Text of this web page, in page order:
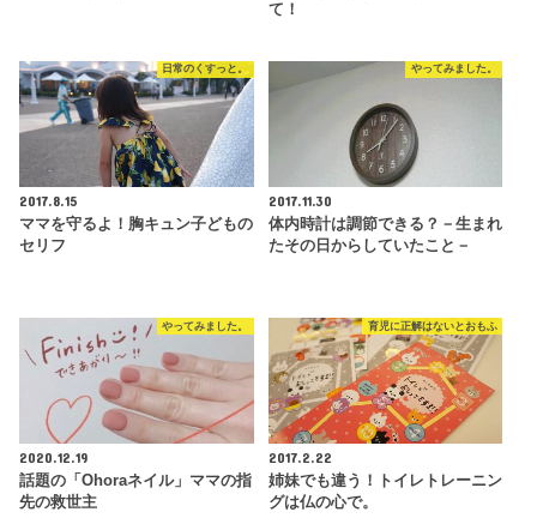
て！
日常のくすっと。
2017.8.15
ママを守るよ！胸キュン子どもの
セリフ
やってみました。
2017.11.30
体内時計は調節できる？－生まれ
たその日からしていたこと－
やってみました。
2020.12.19
話題の「Ohoraネイル」ママの指
先の救世主
育児に正解はないとおもふ
2017.2.22
姉妹でも違う！トイレトレーニン
グは仏の心で。